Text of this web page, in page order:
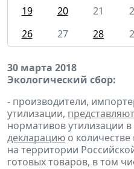
19
20 21
26
27 28
30 марта 2018
Экологический сбор:
- производители,
утилизации, представляют
нормативов утилизации в
декларацию о
на территории
готовых товаров, в том